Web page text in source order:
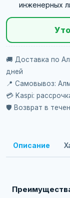
инженерных
🚚 Доставка по
дней
📍 Самовывоз:
💳 Kaspi:
🛡️ Возврат в
Описание